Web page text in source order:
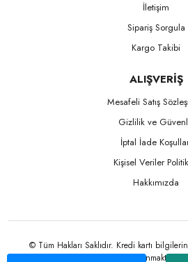
İletişim
Sipariş Sorgula
Kargo Takibi
ALIŞVERİŞ
Mesafeli Satış
Gizlilik ve
İptal İade
Kişisel Veriler
Hakkımızda
© Tüm Hakları Saklıdır. Kredi kartı
korunmaktadır.